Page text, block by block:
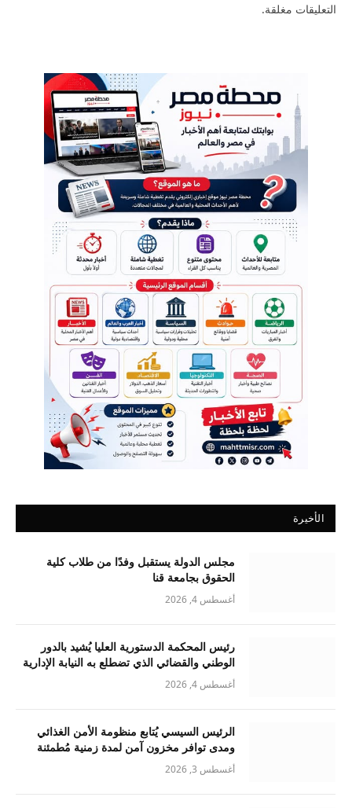
التعليقات مغلقة.
الأخيرة
مجلس الدولة يستقبل وفدًا من طلاب كلية
الحقوق بجامعة قنا
أغسطس 4, 2026
رئيس المحكمة الدستورية العليا يُشيد بالدور
الوطني والقضائي الذي تضطلع به النيابة الإدارية
أغسطس 4, 2026
الرئيس السيسي يُتابع منظومة الأمن الغذائي
ومدى توافر مخزون آمن لمدة زمنية مُطمئنة
أغسطس 3, 2026